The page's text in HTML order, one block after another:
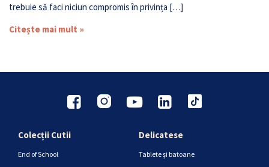
trebuie să faci niciun compromis în privința […]
Citește mai mult »
Colecții Cutii
End of School
Delicatese
Tablete și batoane